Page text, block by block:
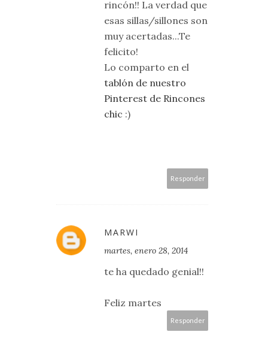
rincón!! La verdad que
esas sillas/sillones son
muy acertadas...Te
felicito!
Lo comparto en el
tablón de nuestro
Pinterest de Rincones
chic :)
Responder
MARWI
martes, enero 28, 2014
te ha quedado genial!!
Feliz martes
Responder